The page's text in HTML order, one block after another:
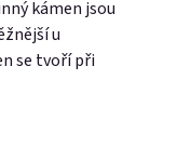
kámen jsou
u
se tvoří při